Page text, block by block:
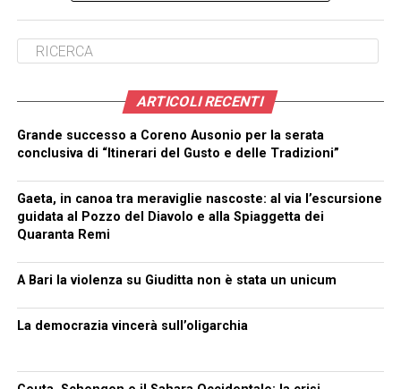
ARTICOLI RECENTI
Grande successo a Coreno Ausonio per la serata
conclusiva di “Itinerari del Gusto e delle Tradizioni”
Gaeta, in canoa tra meraviglie nascoste: al via l’escursione
guidata al Pozzo del Diavolo e alla Spiaggetta dei
Quaranta Remi
A Bari la violenza su Giuditta non è stata un unicum
La democrazia vincerà sull’oligarchia